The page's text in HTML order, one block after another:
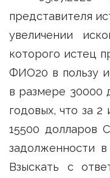
представителя
увеличении
которого истец
ФИО20 в пользу
в размере 30000
годовых, что за
15500
задолженности
Взыскать с